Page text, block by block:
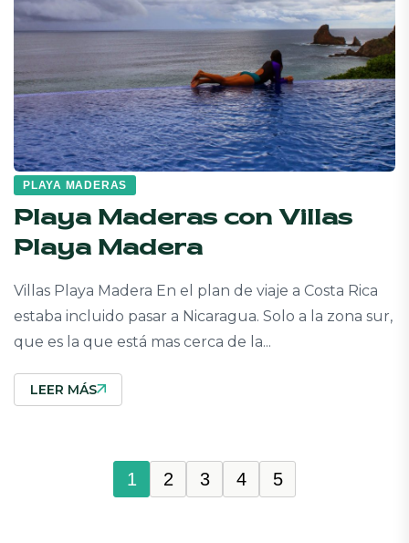
PLAYA MADERAS
Playa Maderas con Villas
Playa Madera
Villas Playa Madera En el plan de viaje a Costa Rica
estaba incluido pasar a Nicaragua. Solo a la zona sur,
que es la que está mas cerca de la...
LEER MÁS
1 2 3 4 5